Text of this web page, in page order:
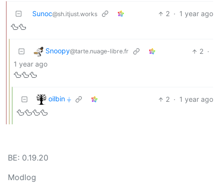
Sunoc@sh.itjust.works 2 · 1 year ago
🦆🦆
Snoopy@tarte.nuage-libre.fr 2 ·
1 year ago
🦆🦆🦆
oilbin ⏚ 2 · 1 year ago
🦆🦆🦆🦆
BE: 0.19.20
Modlog